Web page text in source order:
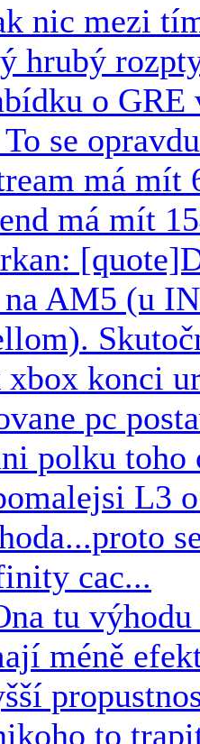
nic mezi
hrubý
o GRE
se
má
má mít
AM5 (u
xbox konci
pc
polku toho
L3
cac...
tu
méně
to